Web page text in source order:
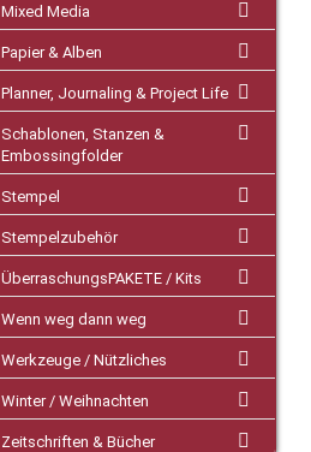
Mixed Media
Papier & Alben
Planner, Journaling & Project Life
Schablonen, Stanzen &
Embossingfolder
Stempel
Stempelzubehör
ÜberraschungsPAKETE / Kits
Wenn weg dann weg
Werkzeuge / Nützliches
Winter / Weihnachten
Zeitschriften & Bücher